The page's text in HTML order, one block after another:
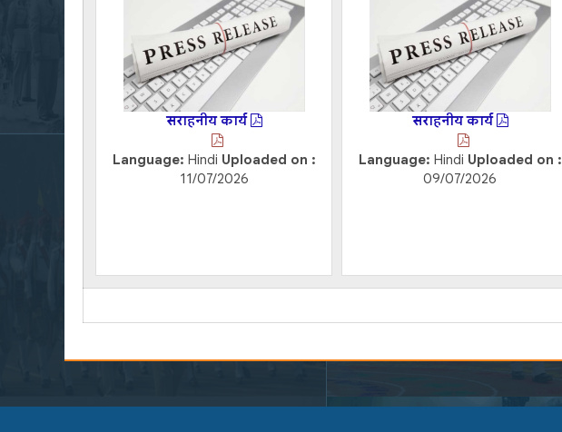
सराहनीय कार्य
Language: Hindi Uploaded on :
11/07/2026
सराहनीय कार्य
Language: Hindi Uploaded on :
09/07/2026